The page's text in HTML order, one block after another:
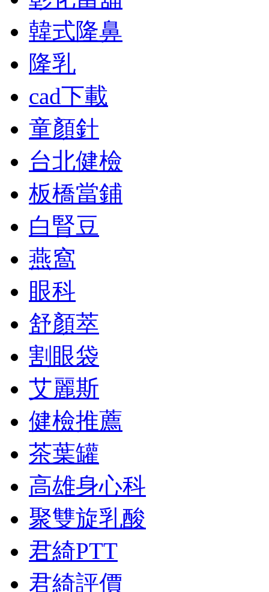
韓式隆鼻
隆乳
cad下載
童顏針
台北健檢
板橋當鋪
白腎豆
燕窩
眼科
舒顏萃
割眼袋
艾麗斯
健檢推薦
茶葉罐
高雄身心科
聚雙旋乳酸
君綺PTT
君綺評價